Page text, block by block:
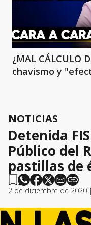
¿MAL CÁLCULO
chavismo y
NOTICIAS
Detenida
Público del
pastillas de
2 de diciembre de 2020